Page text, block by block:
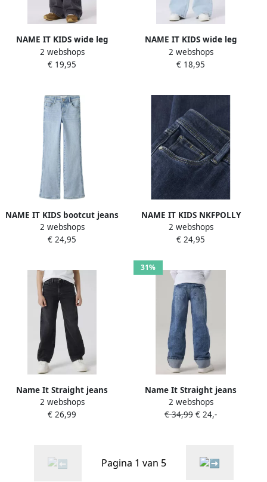
NAME IT KIDS wide leg
jeans NKFROSE grey denim
2 webshops
€ 19,95
NAME IT KIDS wide leg
jeans light blue denim
2 webshops
€ 18,95
NAME IT KIDS bootcut jeans
light blue bleached
2 webshops
€ 24,95
NAME IT KIDS NKFPOLLY
bootcut jeans dark blue
2 webshops
€ 24,95
Name It Straight jeans
NKFROSE HW STRAIGHT
JEANS 9222-RM NOOS
2 webshops
€ 26,99
31%
Name It Straight jeans
NKFROSE STRAIGHT FOLD
JEANS 4224-AZ NOOS
2 webshops
€ 34,99 € 24,-
Pagina 1 van 5